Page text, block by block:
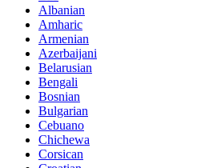
Albanian
Amharic
Armenian
Azerbaijani
Belarusian
Bengali
Bosnian
Bulgarian
Cebuano
Chichewa
Corsican